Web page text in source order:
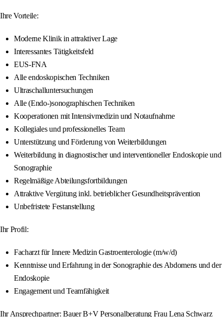
Ihre Vorteile:
Moderne Klinik in attraktiver Lage
Interessantes Tätigkeitsfeld
EUS-FNA
Alle endoskopischen Techniken
Ultraschalluntersuchungen
Alle (Endo-)sonographischen Techniken
Kooperationen mit Intensivmedizin und Notaufnahme
Kollegiales und professionelles Team
Unterstützung und Förderung von Weiterbildungen
Weiterbildung in diagnostischer und interventioneller Endoskopie und
Sonographie
Regelmäßige Abteilungsfortbildungen
Attraktive Vergütung inkl. betrieblicher Gesundheitsprävention
Unbefristete Festanstellung
Ihr Profil:
Facharzt für Innere Medizin Gastroenterologie (m/w/d)
Kenntnisse und Erfahrung in der Sonographie des Abdomens und der
Endoskopie
Engagement und Teamfähigkeit
Ihr Ansprechpartner: Bauer B+V Personalberatung Frau Lena Schwarz